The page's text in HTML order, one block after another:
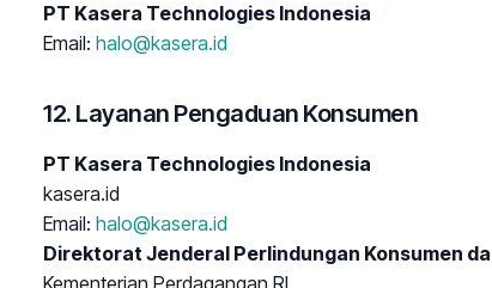
PT Kasera Technologies Indonesia
Email: halo@kasera.id
12. Layanan Pengaduan Konsumen
PT Kasera Technologies Indonesia
kasera.id
Email: halo@kasera.id
Direktorat Jenderal Perlindungan Konsumen
Kementerian Perdagangan RI